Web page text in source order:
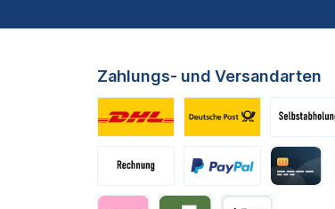
Zahlungs- und Versandarten